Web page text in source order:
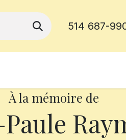
514 687-
À la mémoire de